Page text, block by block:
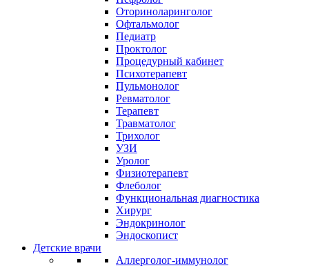
Оториноларинголог
Офтальмолог
Педиатр
Проктолог
Процедурный кабинет
Психотерапевт
Пульмонолог
Ревматолог
Терапевт
Травматолог
Трихолог
УЗИ
Уролог
Физиотерапевт
Флеболог
Функциональная диагностика
Хирург
Эндокринолог
Эндоскопист
Детские врачи
Аллерголог-иммунолог